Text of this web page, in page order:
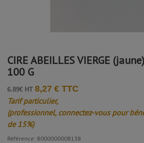
CIRE ABEILLES VIERGE
100 G
6.89€ HT 8,27 € TTC
Tarif particulier,
(professionnel, connectez-vous pour
de 15%)
Référence: 8000000008138